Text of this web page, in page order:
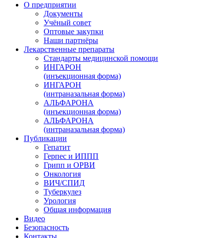
О предприятии
Документы
Учёный совет
Оптовые закупки
Наши партнёры
Лекарственные препараты
Стандарты медицинской помощи
ИНГАРОН
(инъекционная форма)
ИНГАРОН
(интраназальная форма)
АЛЬФАРОНА
(инъекционная форма)
АЛЬФАРОНА
(интраназальная форма)
Публикации
Гепатит
Герпес и ИППП
Грипп и ОРВИ
Онкология
ВИЧ/СПИД
Туберкулез
Урология
Общая информация
Видео
Безопасность
Контакты